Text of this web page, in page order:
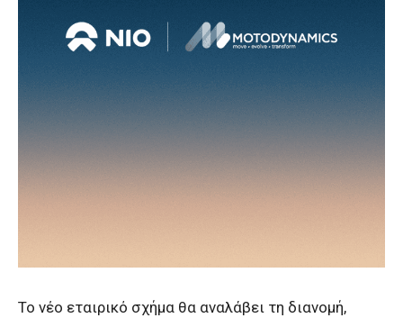
Το νέο εταιρικό σχήμα θα αναλάβει τη διανομή,